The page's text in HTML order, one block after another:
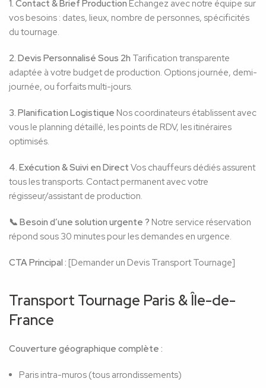
1. Contact & Brief Production Échangez avec notre équipe sur
vos besoins : dates, lieux, nombre de personnes, spécificités
du tournage.
2. Devis Personnalisé Sous 2h Tarification transparente
adaptée à votre budget de production. Options journée, demi-
journée, ou forfaits multi-jours.
3. Planification Logistique Nos coordinateurs établissent avec
vous le planning détaillé, les points de RDV, les itinéraires
optimisés.
4. Exécution & Suivi en Direct Vos chauffeurs dédiés assurent
tous les transports. Contact permanent avec votre
régisseur/assistant de production.
📞 Besoin d’une solution urgente ? Notre service réservation
répond sous 30 minutes pour les demandes en urgence.
CTA Principal : [Demander un Devis Transport Tournage]
Transport Tournage Paris & Île-de-
France
Couverture géographique complète :
Paris intra-muros (tous arrondissements)